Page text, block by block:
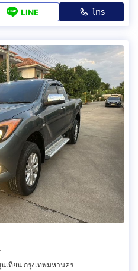
LINE โทร
เทียน กรุงเทพมหานคร